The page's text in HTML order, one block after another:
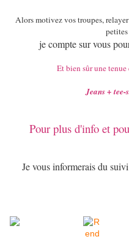
Alors motivez vos troupes,
je compte sur vous
Et bien sûr une
Jeans +
Pour plus d'info et
Je vous informerais du